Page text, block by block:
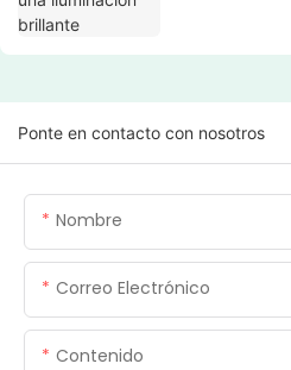
Ponte en contacto con nosotros
Nombre
Correo Electrónico
Contenido